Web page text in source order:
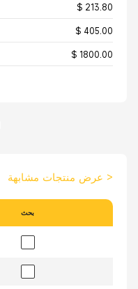
$ 213.80
$ 405.00
$ 1800.00
>
بحث